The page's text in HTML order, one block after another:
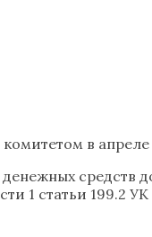
в апреле
1 статьи